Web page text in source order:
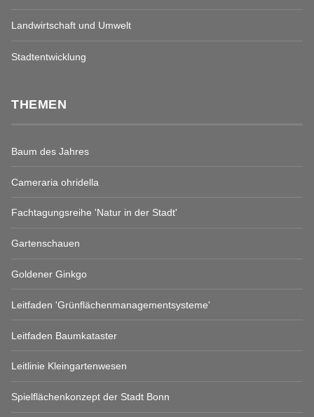
Landwirtschaft und Umwelt
Stadtentwicklung
THEMEN
Baum des Jahres
Cameraria ohridella
Fachtagungsreihe 'Natur in der Stadt'
Gartenschauen
Goldener Ginkgo
Leitfaden 'Grünflächenmanagementsysteme'
Leitfaden Baumkataster
Leitlinie Kleingartenwesen
Spielflächenkonzept der Stadt Bonn